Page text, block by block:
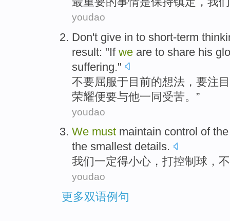
youdao
Don't give in to short-term
result: "If we are to share his
suffering."
不要屈服于目前的想法 ，要注
荣耀便要与他一同 受苦。”
youdao
We must maintain control of
the smallest details.
我们一定得小心，打控制 球 ，
youdao
更多双语例句